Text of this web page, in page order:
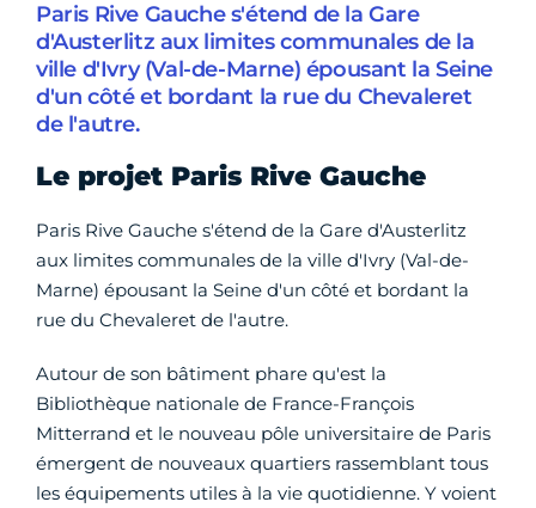
Paris Rive Gauche s'étend de la Gare
d'Austerlitz aux limites communales de la
ville d'Ivry (Val-de-Marne) épousant la Seine
d'un côté et bordant la rue du Chevaleret
de l'autre.
Le projet Paris Rive Gauche
Paris Rive Gauche s'étend de la Gare d'Austerlitz
aux limites communales de la ville d'Ivry (Val-de-
Marne) épousant la Seine d'un côté et bordant la
rue du Chevaleret de l'autre.
Autour de son bâtiment phare qu'est la
Bibliothèque nationale de France-François
Mitterrand et le nouveau pôle universitaire de Paris
émergent de nouveaux quartiers rassemblant tous
les équipements utiles à la vie quotidienne. Y voient